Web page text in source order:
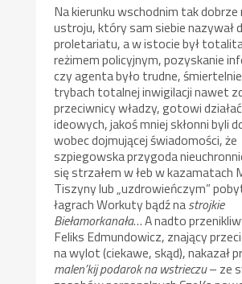
Na kierunku wschodnim tak dobrze
ustroju, który sam siebie nazywał
proletariatu, a w istocie był
reżimem policyjnym, pozyskanie
czy agenta było trudne,
trybach totalnej inwigilacji nawet
przeciwnicy władzy, gotowi
ideowych, jakoś mniej skłonni byli
wobec dojmującej świadomości, że
szpiegowska przygoda
się strzałem w łeb w kazamatach
Tiszyny lub „uzdrowieńczym”
łagrach Workuty bądź nastrojkie
Biełamorkanała… A nadto
Feliks Edmundowicz, znający
na wylot (ciekawe, skąd), nakazał
malen’kij podarok na wstrieczu– ze